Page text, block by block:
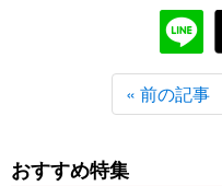
« 前の記事
おすすめ特集